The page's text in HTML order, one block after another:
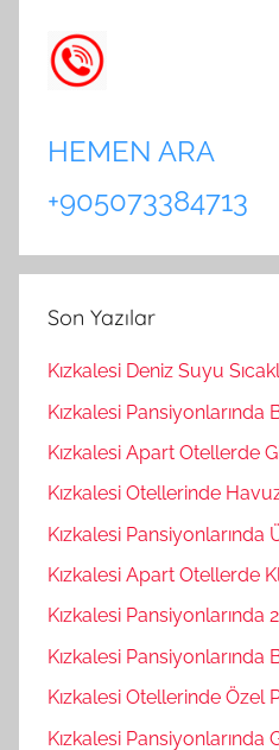
HEMEN ARA
+905073384713
Son Yazılar
Kızkalesi Deniz Suyu
Kızkalesi Pansiyonlarında
Kızkalesi Apart Otellerde
Kızkalesi Otellerinde
Kızkalesi
Kızkalesi Apart Otellerde
Kızkalesi Pansiyonlarında
Kızkalesi Pansiyonlarında
Kızkalesi Otellerinde Özel
Kızkalesi Pansiyonlarında